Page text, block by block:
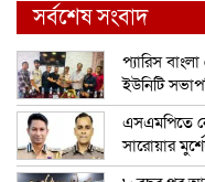
সর্বশেষ সংবাদ
প্যারিস
ইউনিটি
এসএমপিতে
সারোয়ার